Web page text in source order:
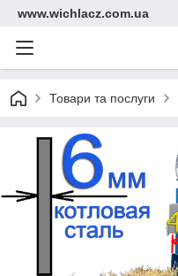
www.wichlacz.com.ua
Товари та послуги